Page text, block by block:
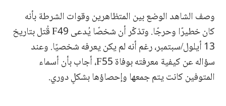
وصف الشاهد الوضع بين المتظاهرين وقوات الشرطة بأنه
كان خطيرًا وحرجًا. وتذكّر أن شخصًا يُدعى F49 قُتل بتاريخ
13 أيلول/سبتمبر، رغم أنه لم يكن يعرفه شخصيًا. وعند
سؤاله عن كيفية معرفته بوفاة F55، أجاب بأن أسماء
المتوفين كانت يتم جمعها وإحصاؤها بشكلٍ دوري.